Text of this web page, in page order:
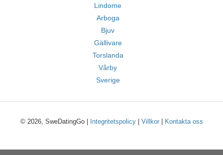
Lindome
Arboga
Bjuv
Gällivare
Torslanda
Vårby
Sverige
© 2026, SweDatingGo | Integritetspolicy| Villkor| Kontakta oss